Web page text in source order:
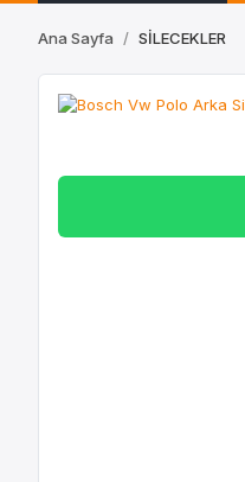
Ana Sayfa SİLECEKLER